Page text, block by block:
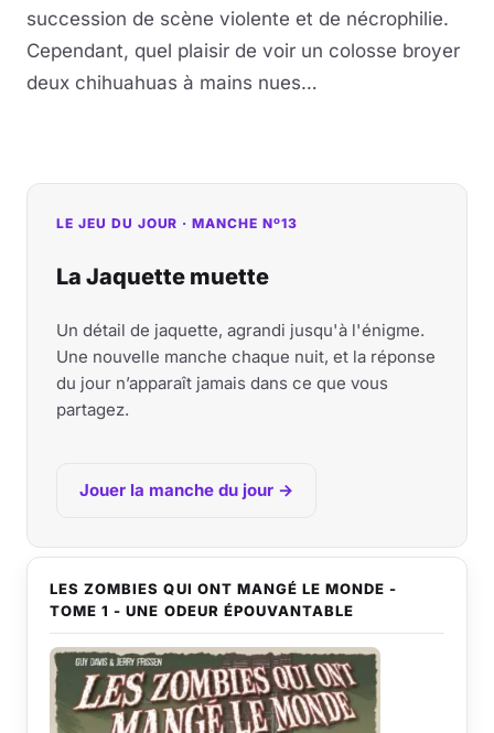
succession de scène violente et de nécrophilie.
Cependant, quel plaisir de voir un colosse broyer
deux chihuahuas à mains nues…
LE JEU DU JOUR · MANCHE Nº13
La Jaquette muette
Un détail de jaquette, agrandi jusqu'à l'énigme.
Une nouvelle manche chaque nuit, et la réponse
du jour n’apparaît jamais dans ce que vous
partagez.
Jouer la manche du jour →
LES ZOMBIES QUI ONT MANGÉ LE MONDE -
TOME 1 - UNE ODEUR ÉPOUVANTABLE